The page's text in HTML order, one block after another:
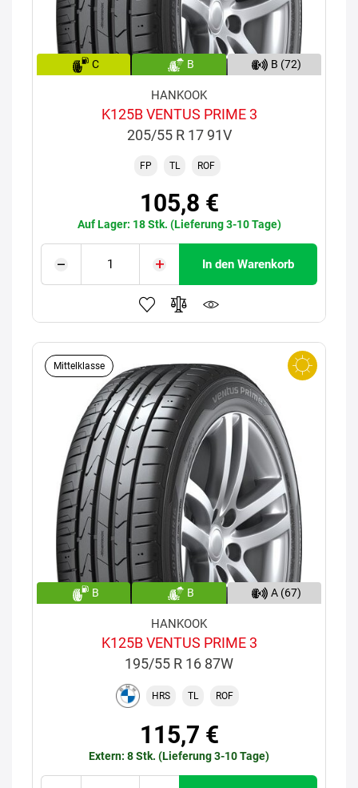
C B B (72)
HANKOOK
K125B VENTUS PRIME 3
205/55 R 17 91V
FP TL ROF
105,8 €
Auf Lager: 18 Stk. (Lieferung 3-10 Tage)
In den Warenkorb
Mittelklasse
B B A (67)
HANKOOK
K125B VENTUS PRIME 3
195/55 R 16 87W
HRS TL ROF
115,7 €
Extern: 8 Stk. (Lieferung 3-10 Tage)